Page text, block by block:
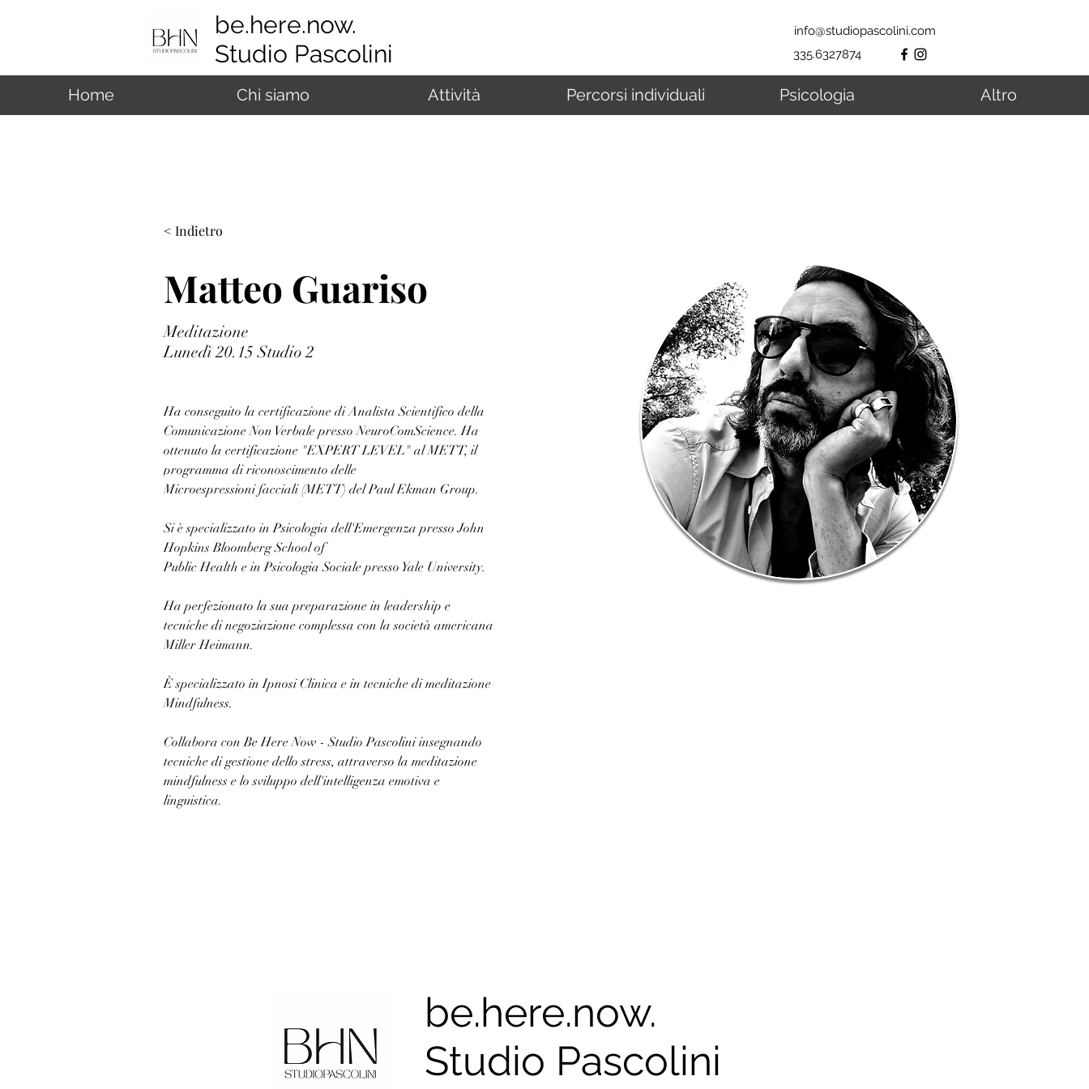
be.here.now.
Studio Pascolini
info@studiopascolini.com
335.6327874
Home Chi siamo Attività Percorsi individuali Psicologia Altro
< Indietro
Matteo Guariso
Meditazione
Lunedì 20.15 Studio 2
Ha conseguito la certificazione di Analista Scientifico della
Comunicazione Non Verbale presso NeuroComScience. Ha
ottenuto la certificazione "EXPERT LEVEL" al METT, il
programma di riconoscimento delle
Microespressioni facciali (METT) del Paul Ekman Group.
Si è specializzato in Psicologia dell'Emergenza presso John
Hopkins Bloomberg School of
Public Health e in Psicologia Sociale presso Yale University.
Ha perfezionato la sua preparazione in leadership e
tecniche di negoziazione complessa con la società americana
Miller Heimann.
È specializzato in Ipnosi Clinica e in tecniche di meditazione
Mindfulness.
Collabora con Be Here Now - Studio Pascolini insegnando
tecniche di gestione dello stress, attraverso la meditazione
mindfulness e lo sviluppo dell'intelligenza emotiva e
linguistica.
be.here.now.
Studio Pascolini